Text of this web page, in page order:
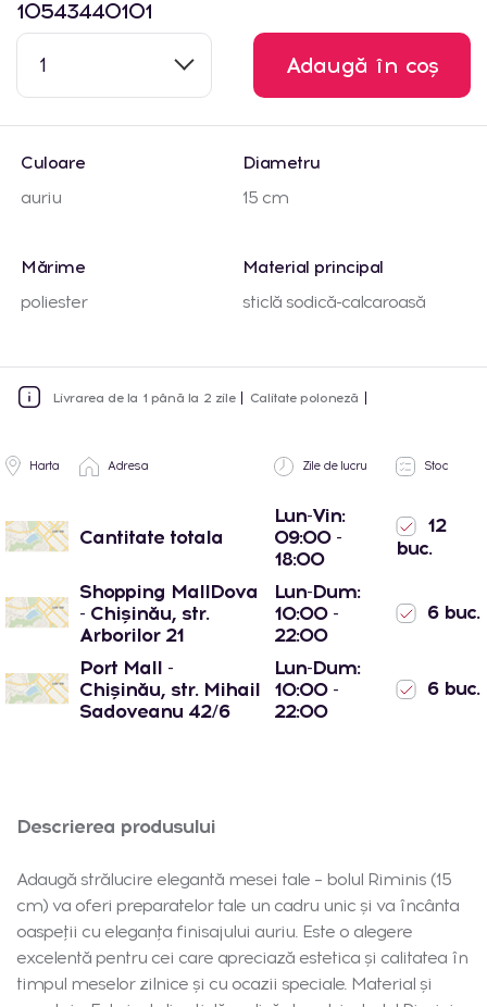
10543440101
1 Adaugă în coș
Culoare
auriu
Diametru
15 cm
Mărime
poliester
Material principal
sticlă sodică-calcaroasă
Livrarea de la 1 până la 2 zile Calitate poloneză
Harta Adresa Zile de lucru Stoc
Cantitate totala
Lun-Vin:
09:00 -
18:00
12
buc.
Shopping MallDova
- Chișinău, str.
Arborilor 21
Lun-Dum:
10:00 -
22:00
6 buc.
Port Mall -
Chișinău, str. Mihail
Sadoveanu 42/6
Lun-Dum:
10:00 -
22:00
6 buc.
Descrierea produsului
Adaugă strălucire elegantă mesei tale – bolul Riminis (15
cm) va oferi preparatelor tale un cadru unic și va încânta
oaspeții cu eleganța finisajului auriu. Este o alegere
excelentă pentru cei care apreciază estetica și calitatea în
timpul meselor zilnice și cu ocazii speciale. Material și